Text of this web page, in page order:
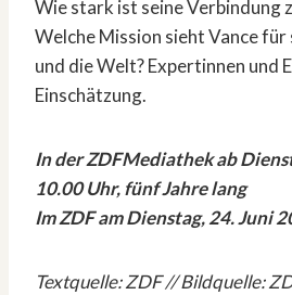
Wie stark ist seine Verbindung
Welche Mission sieht Vance
und die Welt? Expertinnen und
Einschätzung.
In der ZDFMediathek ab
10.00 Uhr, fünf Jahre lang
Im ZDF am Dienstag, 24. Juni
Textquelle: ZDF // Bildquelle: